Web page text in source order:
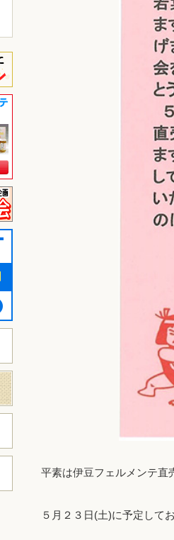
平素は伊豆フェルメンテ直
５月２３日(土)に予定して